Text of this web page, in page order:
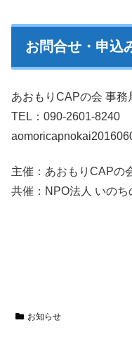
お問合せ・申込
あおもりCAPの会 事務
TEL：090-2601-8240
主催：あおもりCAPの
共催：NPO法人 いのち
お知らせ